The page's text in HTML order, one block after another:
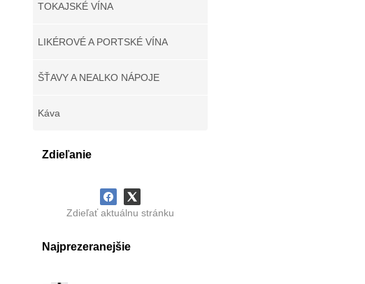
TOKAJSKÉ VÍNA
LIKÉROVÉ A PORTSKÉ VÍNA
ŠŤAVY A NEALKO NÁPOJE
Káva
Zdieľanie
Zdieľať aktuálnu stránku
Najprezeranejšie